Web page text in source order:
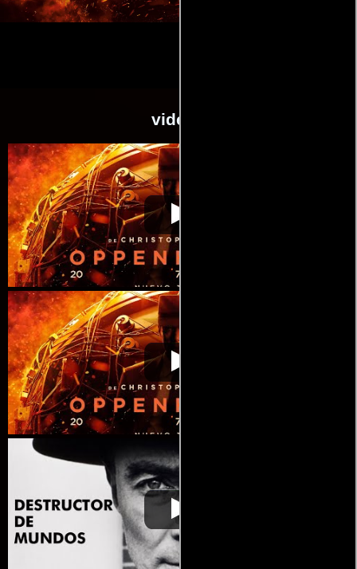
videos
OppenheimerVideo de la película Oppenheimer
OppenheimerVideo de la película Oppenheimer
OppenheimerVideo de la película Oppenheimer